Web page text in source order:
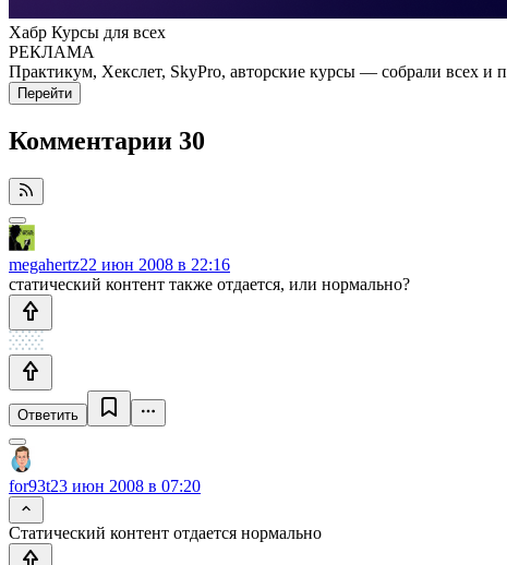
Хабр Курсы для всех
РЕКЛАМА
Практикум, Хекслет, SkyPro, авторские курсы — собрали всех и
Перейти
Комментарии 30
megahertz22 июн 2008 в 22:16
статический контент также отдается, или нормально?
Ответить
for93t23 июн 2008 в 07:20
Статический контент отдается нормально